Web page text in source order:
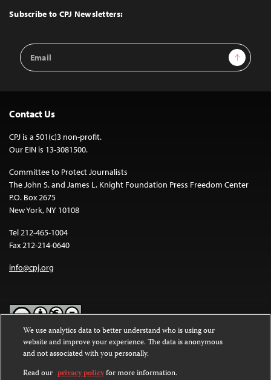
Top
Subscribe to CPJ Newsletters:
Email
Address
Sign Up
Contact Us
CPJ is a 501(c)3 non-profit.
Our EIN is 13-3081500.
Committee to Protect Journalists
The John S. and James L. Knight Foundation Press Freedom Center
P.O. Box 2675
New York, NY 10108
Tel 212-465-1004
Fax 212-214-0640
info@cpj.org
Except where noted, text on this website is licensed under a
Commons Attribution-NonCommercial-NoDerivatives 4.0
International License.
We use analytics data to better understand who is using our
website and improve your experience. The data is anonymous
and not associated with you personally.
Read our privacy policyfor more information.